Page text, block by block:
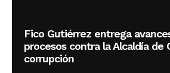
Fico Gutiérrez entrega
procesos contra la Alcaldía de
corrupción